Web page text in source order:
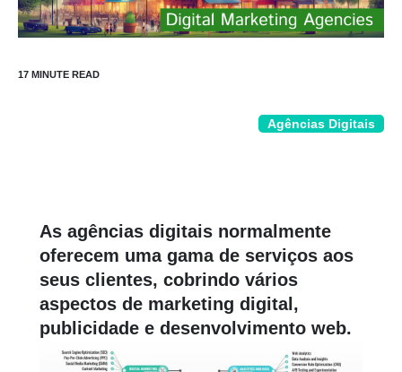
Agências Digitais
As agências digitais normalmente
oferecem uma gama de serviços aos
seus clientes, cobrindo vários
aspectos de marketing digital,
publicidade e desenvolvimento web.